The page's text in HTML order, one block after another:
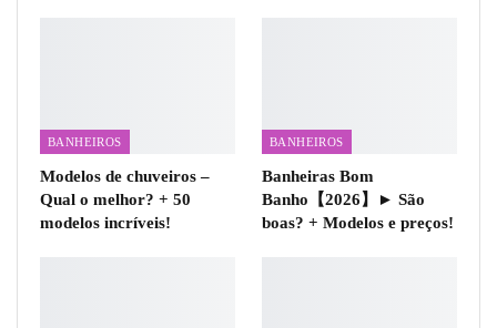
BANHEIROS
Modelos de chuveiros –
Qual o melhor? + 50
modelos incríveis!
BANHEIROS
Banheiras Bom
Banho【2026】► São
boas? + Modelos e preços!